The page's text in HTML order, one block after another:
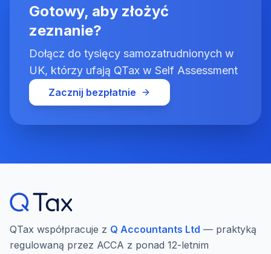
Gotowy, aby złożyć
zeznanie?
Dołącz do tysięcy samozatrudnionych w
UK, którzy ufają QTax w Self Assessment
Zacznij bezpłatnie
QTax współpracuje z Q Accountants Ltd — praktyką
regulowaną przez ACCA z ponad 12-letnim